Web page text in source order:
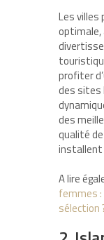
Les villes
optimale,
profiter
des sites
des
qualité
installent
A lire
femmes
sélection